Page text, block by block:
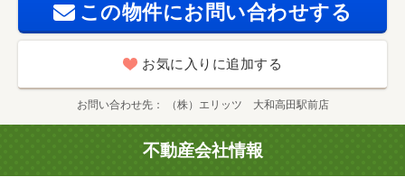
この物件にお問い合わせする
お気に入りに追加する
お問い合わせ先 （株）エリッツ 大和高田駅前店
不動産会社情報